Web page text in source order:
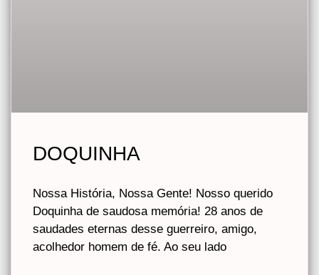
DOQUINHA
Nossa História, Nossa Gente! Nosso querido
Doquinha de saudosa memória! 28 anos de
saudades eternas desse guerreiro, amigo,
acolhedor homem de fé. Ao seu lado